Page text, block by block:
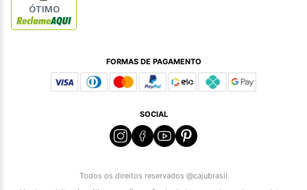
ÓTIMO
FORMAS DE PAGAMENTO
SOCIAL
Todos os direitos reservados @cajubrasil